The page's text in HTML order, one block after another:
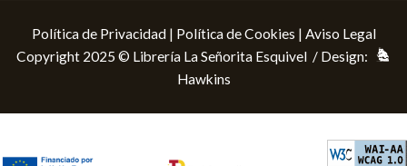
Política de Privacidad| Política de Cookies | Aviso Legal
Copyright 2025 © Librería La Señorita Esquivel / Design:
Hawkins